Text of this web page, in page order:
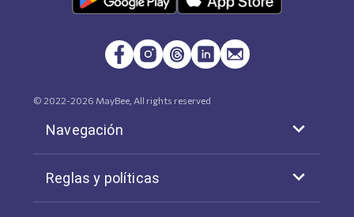
© 2022-2026 MayBee, All rights reserved
Navegación
Reglas y políticas